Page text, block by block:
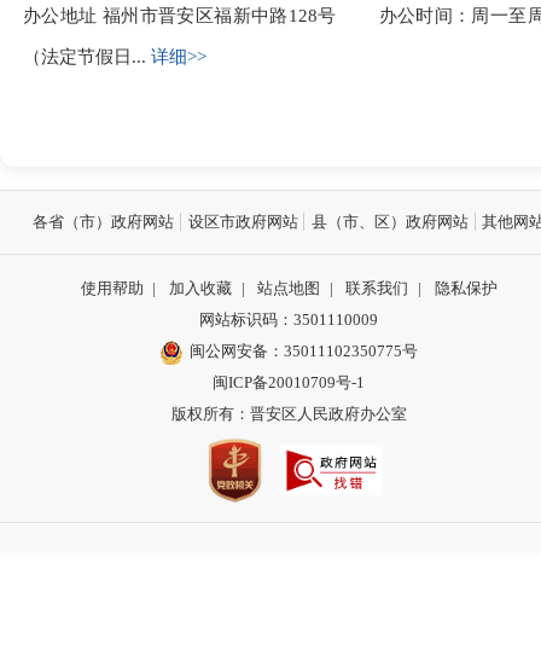
办公地址 福州市晋安区福新中路128号 办公时间：周一至
（法定节假日... 详细>>
各省（市）政府网站 设区市政府网站 县（市、区）政府网站 其他网
使用帮助 | 加入收藏 | 站点地图 | 联系我们 |
隐私保护
网站标识码：3501110009
闽公网安备：35011102350775号
闽ICP备20010709号-1
版权所有：晋安区人民政府办公室